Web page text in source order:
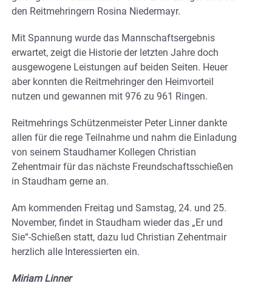
den Reitmehringern Rosina Niedermayr.
Mit Spannung wurde das Mannschaftsergebnis
erwartet, zeigt die Historie der letzten Jahre doch
ausgewogene Leistungen auf beiden Seiten. Heuer
aber konnten die Reitmehringer den Heimvorteil
nutzen und gewannen mit 976 zu 961 Ringen.
Reitmehrings Schützenmeister Peter Linner dankte
allen für die rege Teilnahme und nahm die Einladung
von seinem Staudhamer Kollegen Christian
Zehentmair für das nächste Freundschaftsschießen
in Staudham gerne an.
Am kommenden Freitag und Samstag, 24. und 25.
November, findet in Staudham wieder das „Er und
Sie“-Schießen statt, dazu lud Christian Zehentmair
herzlich alle Interessierten ein.
Miriam Linner